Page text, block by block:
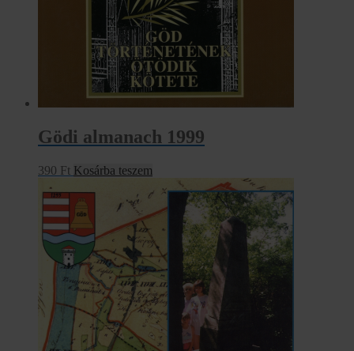
Gödi almanach 1999
390 Ft Kosárba teszem